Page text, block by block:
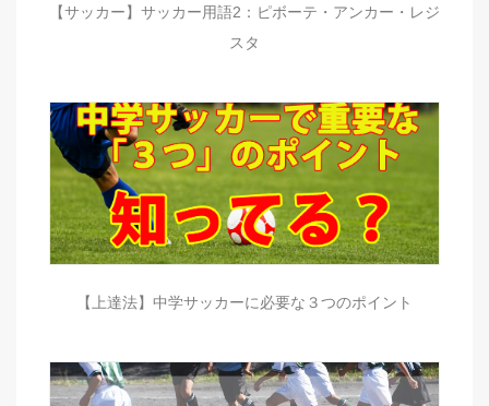
【サッカー】サッカー用語2：ピボーテ・アンカー・レジ
スタ
【上達法】中学サッカーに必要な３つのポイント